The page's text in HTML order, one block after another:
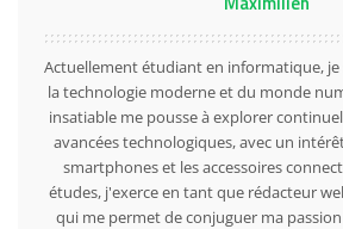
Actuellement étudiant en informatique, je
la technologie moderne et du monde
insatiable me pousse à explorer
avancées technologiques, avec un
smartphones et les accessoires
études, j'exerce en tant que rédacteur
qui me permet de conjuguer ma